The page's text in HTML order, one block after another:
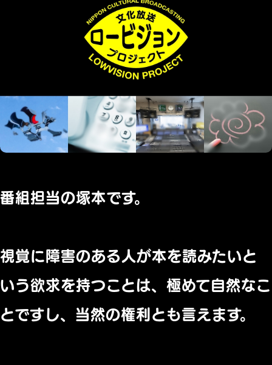
番組担当の塚本です。
視覚に障害のある人が本を読みたいと
いう欲求を持つことは、極めて自然なこ
とですし、当然の権利とも言えます。